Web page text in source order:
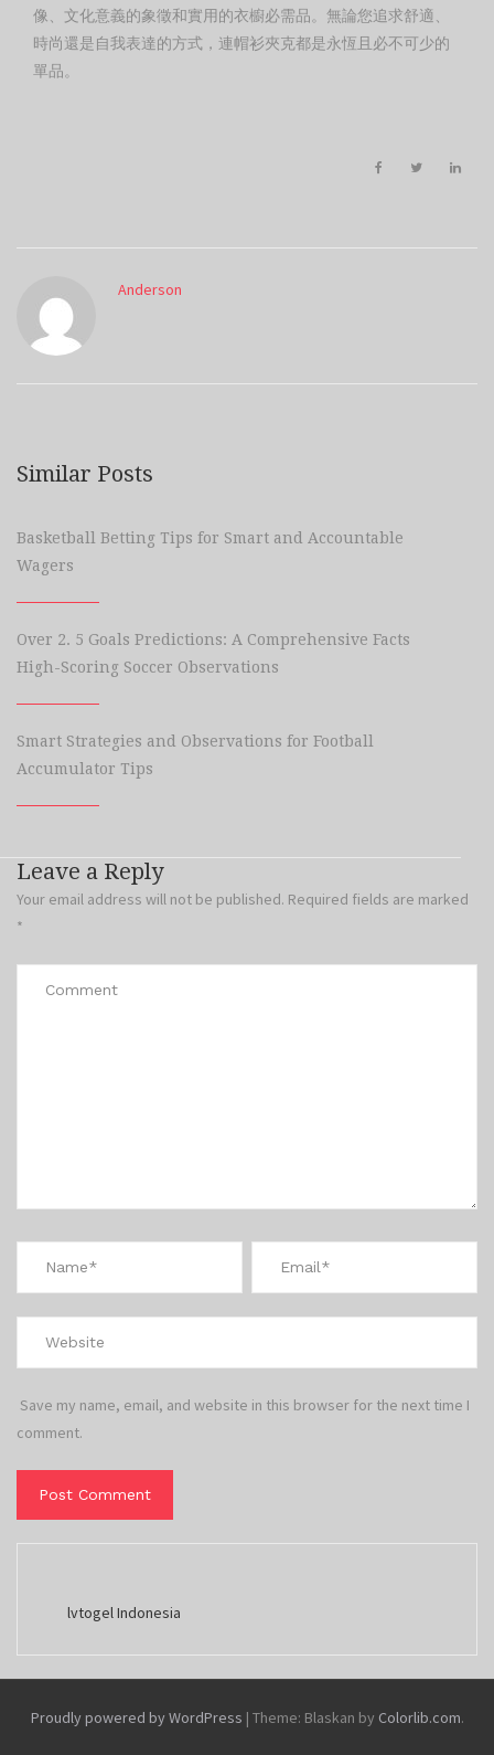
像、文化意義的象徵和實用的衣櫥必需品。無論您追求舒適、
時尚還是自我表達的方式，連帽衫夾克都是永恆且必不可少的
單品。
Anderson
Similar Posts
Basketball Betting Tips for Smart and Accountable
Wagers
Over 2. 5 Goals Predictions: A Comprehensive Facts
High-Scoring Soccer Observations
Smart Strategies and Observations for Football
Accumulator Tips
Leave a Reply
Your email address will not be published. Required fields are marked
*
Save my name, email, and website in this browser for the next time I
comment.
lvtogel Indonesia
Proudly powered by WordPress | Theme: Blaskan by Colorlib.com.